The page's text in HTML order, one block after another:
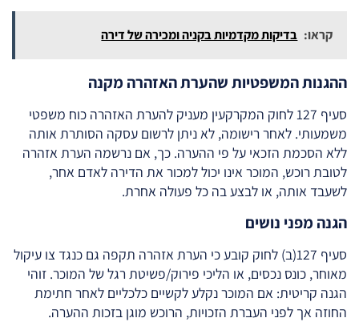
קראו: בדיקות מקדמיות בקניה ומכירה של דירה
ההגנות המשפטיות שהערת האזהרה מקנה
סעיף 127 לחוק המקרקעין מעניק להערת האזהרה כוח משפטי
משמעותי. לאחר רישומה, לא ניתן לרשום עסקה הסותרת אותה
ללא הסכמת הזכאי על פי ההערה. כך, אם נרשמה הערת אזהרה
לטובת רוכש, המוכר אינו יכול למכור את הדירה לאדם אחר,
לשעבד אותה, או לבצע בה כל פעולה אחרת.
הגנה מפני נושים
סעיף 127(ב) לחוק קובע כי הערת אזהרה תקפה גם כנגד צו עיקול
מאוחר, כונס נכסים, או הליכי פירוק/פשיטת רגל של המוכר. זוהי
הגנה קריטית: אם המוכר נקלע לקשיים כלכליים לאחר חתימת
החוזה אך לפני העברת הזכויות, הרוכש מוגן בזכות ההערה.